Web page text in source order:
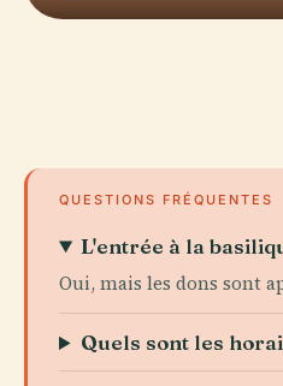
QUESTIONS FRÉQUENTES
L'entrée à la
Oui, mais les dons sont
Quels sont les